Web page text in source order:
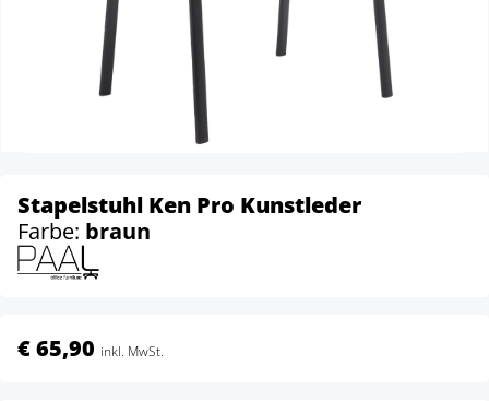
Stapelstuhl Ken Pro Kunstleder
Farbe: braun
€ 65,90 inkl. MwSt.